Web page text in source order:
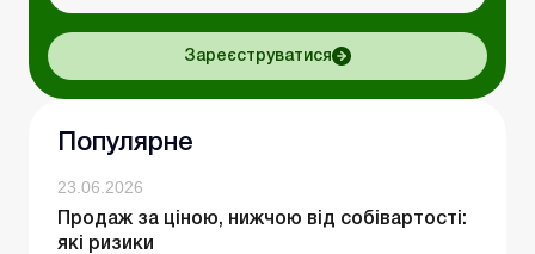
Зареєструватися
Популярне
23.06.2026
Продаж за ціною, нижчою від собівартості:
які ризики